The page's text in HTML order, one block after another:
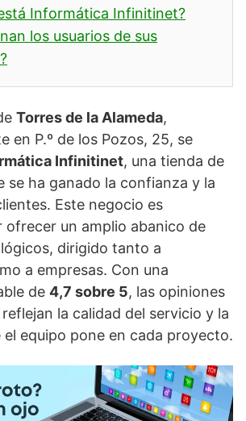
Informática Infinitinet?
los usuarios de sus
Torres de la Alameda,
en P.º de los Pozos, 25, se
Infinitinet, una tienda de
se ha ganado la confianza y la
Este negocio es
ofrecer un amplio abanico de
dirigido tanto a
a empresas. Con una
de 4,7 sobre 5, las opiniones
la calidad del servicio y la
el equipo pone en cada proyecto.